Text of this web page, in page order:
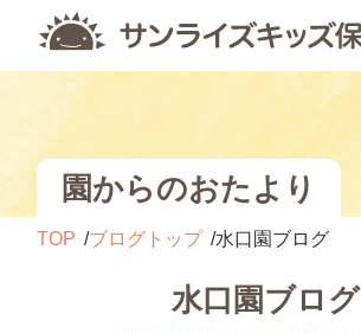
園からのおたより
TOP ブログトップ 水口園ブログ
水口園ブログ